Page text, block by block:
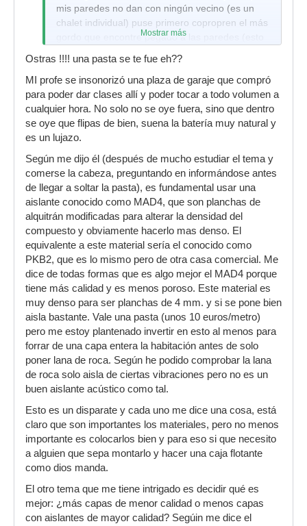
mis paredes no dan con ningún vecino (es un
chalet individual) puse primero copropren el más
gordo que encontre pegado a las paredes (esto
ya después dos capas de lana de roca y por
último el pladur.
De primeras he de decirte que el pladur si te
puedes montar los montantes etc en madera
mucho mejor evitarás vibraciones por mucho
que uses gomas entre los montantes los canales
metalicos tienen una vibración de la ostia.
En cuanto a las puertas yo lo que hice fué
comprar puertas de las de antiincendias que ya
llevan lana de roca por dentro y no son tan caras
y después les puse otra plancha de copropren,
también tengo dos puertas con una camara de
aire entre medias.
El techo lo mismo que las paredes y el suelo
madera de base, planchas de copropren más
finas especiales para suelos, otra capa de
madera y por último tarima.
El resultado es que puedo tocar en casa cuando
me de la gana sin molestar a vecinos pero
dentro de la casa algo si se oye, no es
demasiado ni molesto pero no he logrado llegar
a la insonoridad completa.
De precio pues más o menos 5000€ leureles.
Espero que te ayude en algo.
Saludos
Mostrar más
Ostras !!!! una pasta se te fue eh??
MI profe se insonorizó una plaza de garaje que compró
para poder dar clases allí y poder tocar a todo volumen a
cualquier hora. No solo no se oye fuera, sino que dentro
se oye que flipas de bien, suena la batería muy natural y
es un lujazo.
Según me dijo él (después de mucho estudiar el tema y
comerse la cabeza, preguntando en informándose antes
de llegar a soltar la pasta), es fundamental usar una
aislante conocido como MAD4, que son planchas de
alquitrán modificadas para alterar la densidad del
compuesto y obviamente hacerlo mas denso. El
equivalente a este material sería el conocido como
PKB2, que es lo mismo pero de otra casa comercial. Me
dice de todas formas que es algo mejor el MAD4 porque
tiene más calidad y es menos poroso. Este material es
muy denso para ser planchas de 4 mm. y si se pone bien
aisla bastante. Vale una pasta (unos 10 euros/metro)
pero me estoy plantenado invertir en esto al menos para
forrar de una capa entera la habitación antes de solo
poner lana de roca. Según he podido comprobar la lana
de roca solo aisla de ciertas vibraciones pero no es un
buen aislante acústico como tal.
Esto es un disparate y cada uno me dice una cosa, está
claro que son importantes los materiales, pero no menos
importante es colocarlos bien y para eso si que necesito
a alguien que sepa montarlo y hacer una caja flotante
como dios manda.
El otro tema que me tiene intrigado es decidir qué es
mejor: ¿más capas de menor calidad o menos capas
con aislantes de mayor calidad? Segúin me dice el